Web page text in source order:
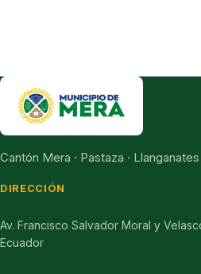
Cantón Mera · Pastaza ·
DIRECCIÓN
Av. Francisco Salvador Moral y
Ecuador